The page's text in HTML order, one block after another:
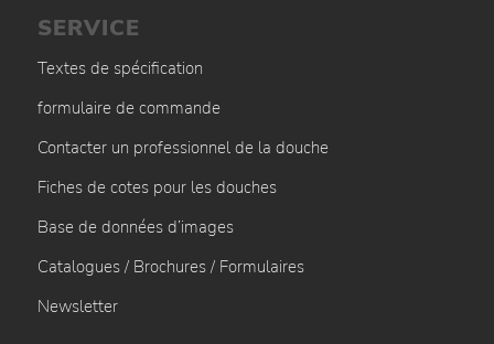
SERVICE
Textes de spécification
formulaire de commande
Contacter un professionnel de la douche
Fiches de cotes pour les douches
Base de données d’images
Catalogues / Brochures / Formulaires
Newsletter